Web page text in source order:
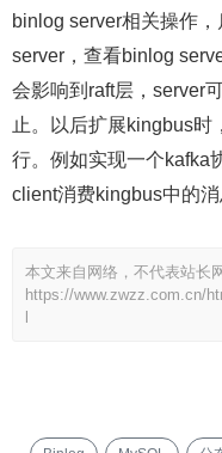
binlog server相关操作
server，查看binlog
会影响到raft层，server
止。以后扩展kingbus时
行。例如实现一个kafka
client消费kingbus中的消
本文来自网络，不代表站长
https://www.zwzz.com.cn/